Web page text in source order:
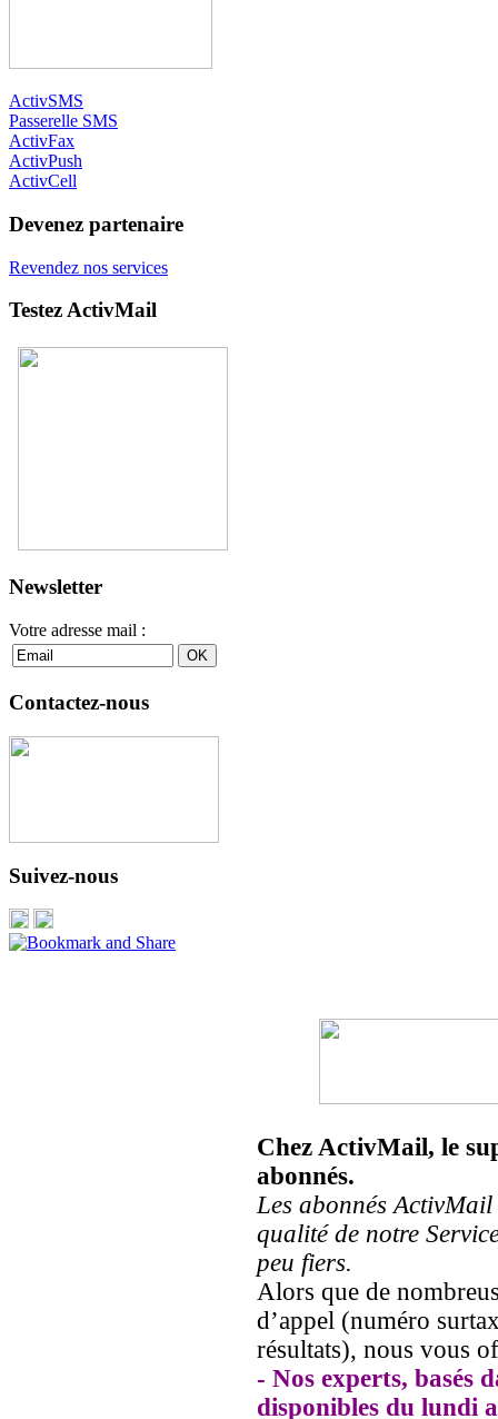
ActivSMS
Passerelle SMS
ActivFax
ActivPush
ActivCell
Devenez partenaire
Revendez nos services
Testez ActivMail
Newsletter
Votre adresse mail :
Contactez-nous
Suivez-nous
Chez ActivMail, le
abonnés.
Les abonnés
qualité de notre
peu fiers.
Alors que de
d’appel (numéro
résultats), nous vous
- Nos experts, basés
disponibles du lundi